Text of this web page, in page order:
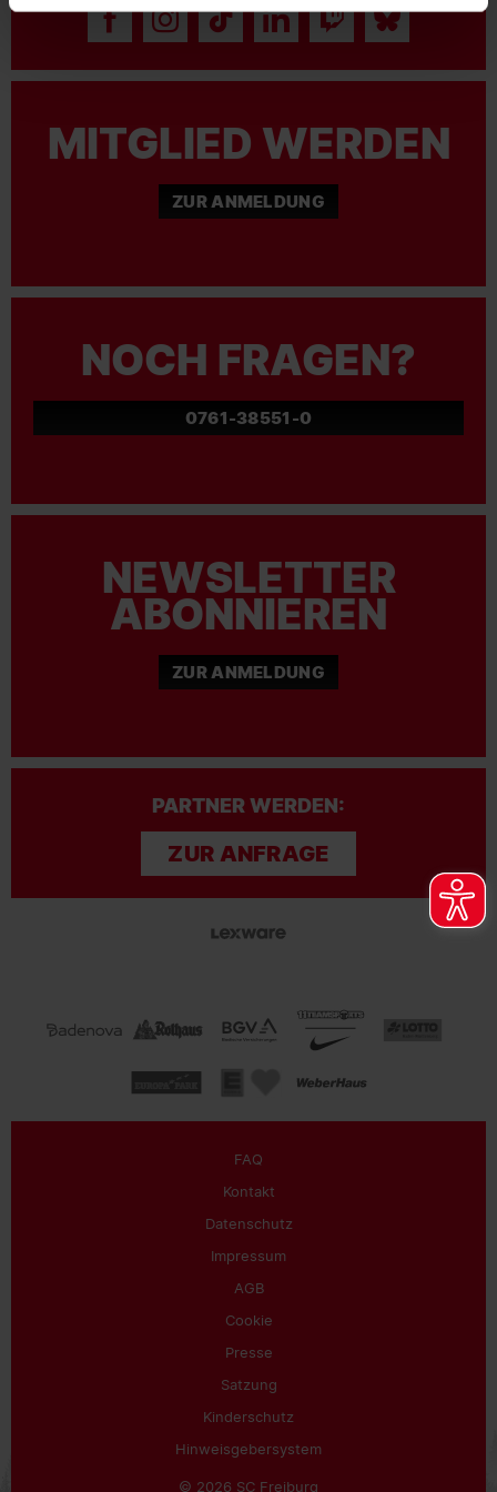
MITGLIED WERDEN
ZUR ANMELDUNG
NOCH FRAGEN?
0761-38551-0
NEWSLETTER
ABONNIEREN
ZUR ANMELDUNG
PARTNER WERDEN:
ZUR ANFRAGE
FAQ
Kontakt
Datenschutz
Impressum
AGB
Cookie
Presse
Satzung
Kinderschutz
Hinweisgebersystem
© 2026 SC Freiburg